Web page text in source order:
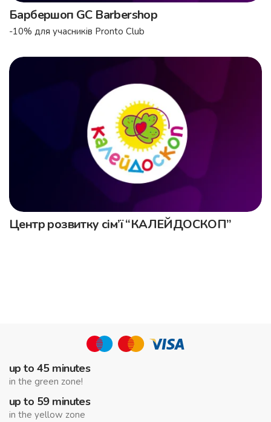
Барбершоп GC Barbershop
-10% для учасників Pronto Club
Центр розвитку сім’ї “КАЛЕЙДОСКОП”
up to 45 minutes
in the green zone!
up to 59 minutes
in the yellow zone